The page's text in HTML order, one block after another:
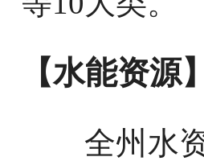
【水能资源
全州水资